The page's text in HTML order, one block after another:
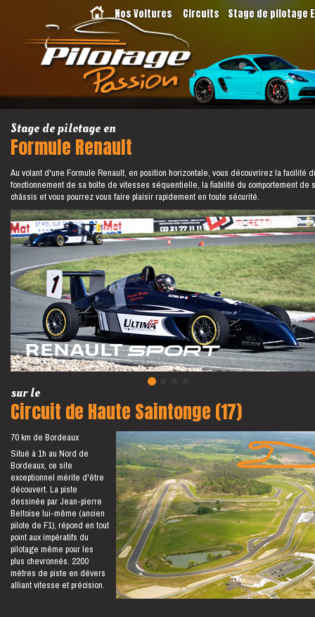
Nos Voitures Circuits Stage de pilotage
Stage de pilotage en
Formule Renault
Au volant d'une Formule Renault, en position horizontale, vous découvrirez la facilité
fonctionnement de sa boîte de vitesses séquentielle, la fiabilité du comportement de
châssis et vous pourrez vous faire plaisir rapidement en toute sécurité.
sur le
Circuit de Haute Saintonge (17)
70 km de Bordeaux
Situé à 1h au Nord de
Bordeaux, ce site
exceptionnel mérite d'être
découvert. La piste
dessinée par Jean-pierre
Beltoise lui-même (ancien
pilote de F1), répond en tout
point aux impératifs du
pilotage même pour les
plus chevronnés. 2200
mètres de piste en dévers
alliant vitesse et précision.